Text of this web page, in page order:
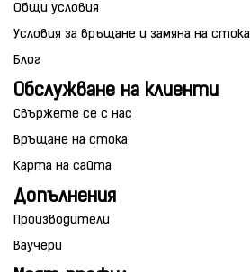
Общи условия
Условия за връщане и замяна на стока
Блог
Обслужване на клиенти
Свържете се с нас
Връщане на стока
Карта на сайта
Допълнения
Производители
Ваучери